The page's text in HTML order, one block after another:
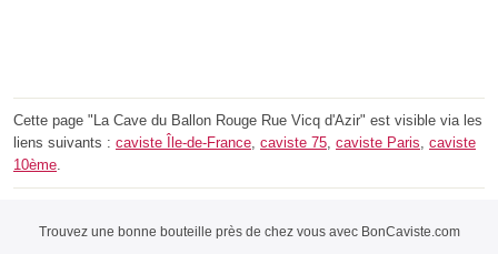
Cette page "La Cave du Ballon Rouge Rue Vicq d'Azir" est visible via les
liens suivants : caviste Île-de-France caviste 75 caviste Paris caviste
10ème
Trouvez une bonne bouteille près de chez vous avec BonCaviste.com